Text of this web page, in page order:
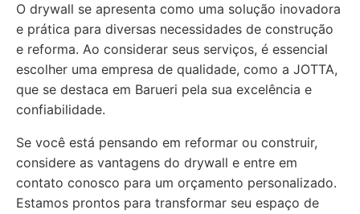
O drywall se apresenta como uma solução inovadora
e prática para diversas necessidades de construção
e reforma. Ao considerar seus serviços, é essencial
escolher uma empresa de qualidade, como a JOTTA,
que se destaca em Barueri pela sua excelência e
confiabilidade.
Se você está pensando em reformar ou construir,
considere as vantagens do drywall e entre em
contato conosco para um orçamento personalizado.
Estamos prontos para transformar seu espaço de